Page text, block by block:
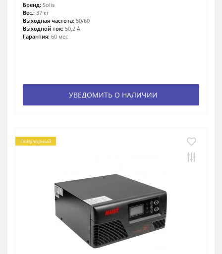
Бренд: Solis
Вес.: 37 кг
Выходная частота: 50/60
Выходной ток: 50,2 А
Гарантия: 60 мес
УВЕДОМИТЬ О НАЛИЧИИ
Популярный